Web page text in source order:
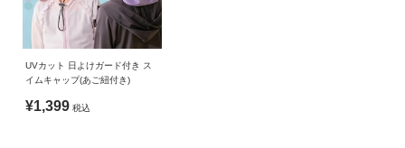
UVカット 日よけガード付き ス
イムキャップ(あご紐付き)
¥1,399 税込